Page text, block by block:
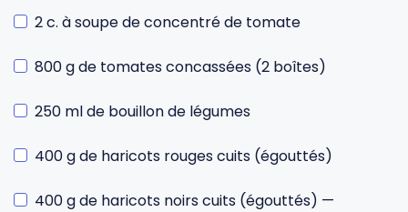
2 c. à soupe de concentré de tomate
800 g de tomates concassées (2 boîtes)
250 ml de bouillon de légumes
400 g de haricots rouges cuits (égouttés)
400 g de haricots noirs cuits (égouttés) —